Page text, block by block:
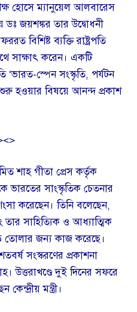
হোসে ম্যানুয়েল আলবারেস
জয়শঙ্কর তার উদ্বোধনী
বিশিষ্ট ব্যক্তি রাষ্ট্রপতি
সাক্ষাৎ করেন। একটি
‘ভারত-স্পেন সংস্কৃতি, পর্যটন
শুরু হওয়ার বিষয়ে আনন্দ প্রকাশ
শাহ গীতা প্রেস কর্তৃক
ভারতের সাংস্কৃতিক চেতনার
করেছেন। তিনি বলেছেন,
সাহিত্যিক ও আধ্যাত্মিক
তোলার জন্য কাজ করেছে।
সংস্করণের প্রকাশনা
উত্তরাখণ্ডে দুই দিনের সফরে
মন্ত্রী।